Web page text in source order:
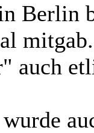
Berlin
auch